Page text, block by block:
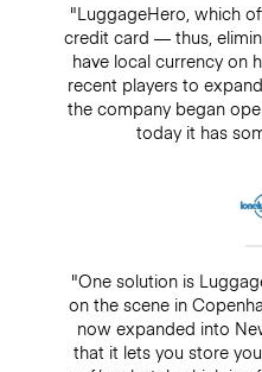
"LuggageHero, which
credit card — thus,
have local currency on
recent players to
the company began
today it has
"One solution is
on the scene in
now expanded into
that it lets you store